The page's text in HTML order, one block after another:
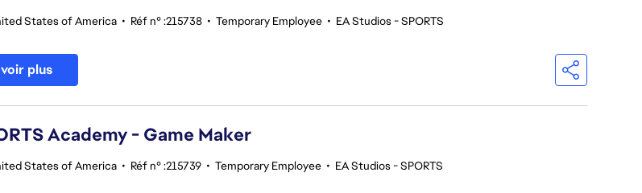
States of America • Réf n° :215738 • Temporary Employee • EA Studios - SPORTS
plus
Academy - Game Maker
States of America • Réf n° :215739 • Temporary Employee • EA Studios - SPORTS